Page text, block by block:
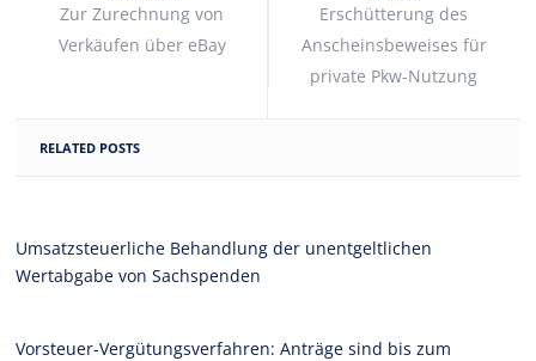
Zur Zurechnung von
Verkäufen über eBay
Erschütterung des
Anscheinsbeweises für
private Pkw-Nutzung
RELATED POSTS
Umsatzsteuerliche Behandlung der unentgeltlichen
Wertabgabe von Sachspenden
Vorsteuer-Vergütungsverfahren: Anträge sind bis zum